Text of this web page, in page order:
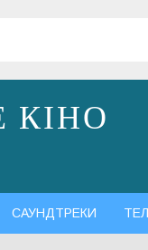
КІНО
САУНДТРЕКИ